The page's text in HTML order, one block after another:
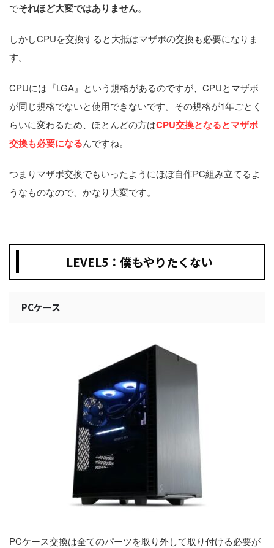
でそれほど大変ではありません。
しかしCPUを交換すると大抵はマザボの交換も必要になりま
す。
CPUには『LGA』という規格があるのですが、CPUとマザボ
が同じ規格でないと使用できないです。その規格が1年ごとく
らいに変わるため、ほとんどの方はCPU交換となるとマザボ
交換も必要になるんですね。
つまりマザボ交換でもいったようにほぼ自作PC組み立てるよ
うなものなので、かなり大変です。
LEVEL5：僕もやりたくない
PCケース
PCケース交換は全てのパーツを取り外して取り付ける必要が